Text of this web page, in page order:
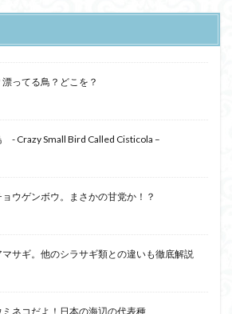
ってる鳥？どこを？
- Crazy Small Bird Called Cisticola –
ウゲンボウ。まさかの甘党か！？
サギ。他のシラサギ類との違いも徹底解説
ネコだよ！日本の海辺の代表種